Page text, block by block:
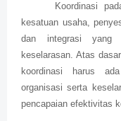
Koordinasi
kesatuan usaha,
dan integrasi yang
keselarasan. Atas
koordinasi harus
organisasi serta
pencapaian efektivitas